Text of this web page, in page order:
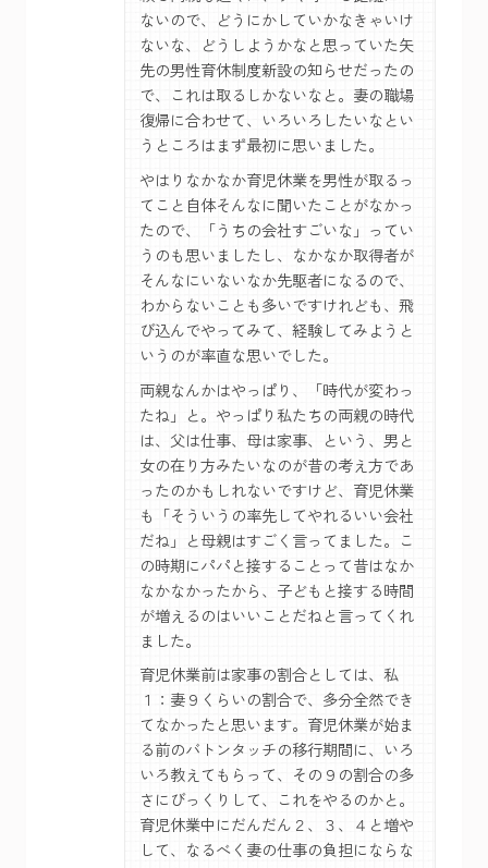
ないので、どうにかしていかなきゃいけ
ないな、どうしようかなと思っていた矢
先の男性育休制度新設の知らせだったの
で、これは取るしかないなと。妻の職場
復帰に合わせて、いろいろしたいなとい
うところはまず最初に思いました。
やはりなかなか育児休業を男性が取るっ
てこと自体そんなに聞いたことがなかっ
たので、「うちの会社すごいな」ってい
うのも思いましたし、なかなか取得者が
そんなにいないなか先駆者になるので、
わからないことも多いですけれども、飛
び込んでやってみて、経験してみようと
いうのが率直な思いでした。
両親なんかはやっぱり、「時代が変わっ
たね」と。やっぱり私たちの両親の時代
は、父は仕事、母は家事、という、男と
女の在り方みたいなのが昔の考え方であ
ったのかもしれないですけど、育児休業
も「そういうの率先してやれるいい会社
だね」と母親はすごく言ってました。こ
の時期にパパと接することって昔はなか
なかなかったから、子どもと接する時間
が増えるのはいいことだねと言ってくれ
ました。
育児休業前は家事の割合としては、私
１：妻９くらいの割合で、多分全然でき
てなかったと思います。育児休業が始ま
る前のバトンタッチの移行期間に、いろ
いろ教えてもらって、その９の割合の多
さにびっくりして、これをやるのかと。
育児休業中にだんだん２、３、４と増や
して、なるべく妻の仕事の負担にならな